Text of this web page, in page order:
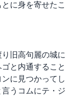
に身を寄せたこ
旧高句麗の城に
と内通すること
に見つかってし
うコムにテ・ジ